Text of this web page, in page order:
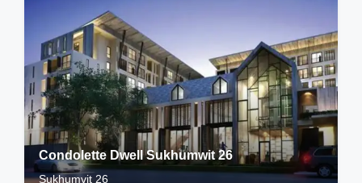
Condolette Dwell Sukhumwit 26
Sukhumvit 26